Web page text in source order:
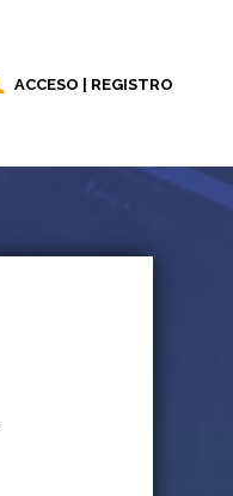
ACCESO | REGISTRO